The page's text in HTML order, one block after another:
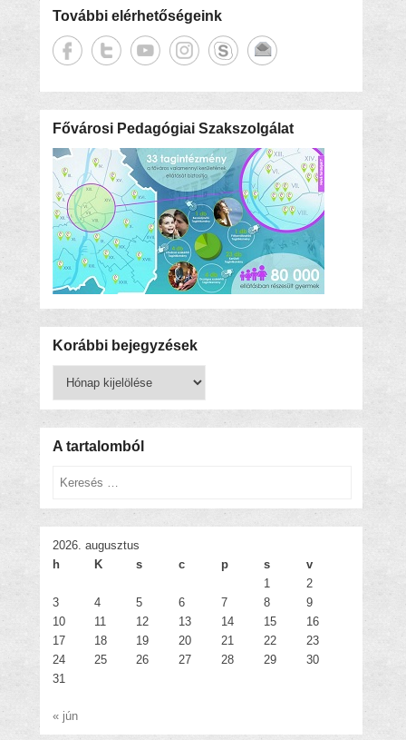
További elérhetőségeink
Fővárosi Pedagógiai Szakszolgálat
Korábbi bejegyzések
bejegyzések
A tartalomból
Keresés
2026. augusztus
h
K s c p s
v
1
2
3
4 5 6 7 8
9
10
11 12 13 14 15
16
17
18 19 20 21 22
23
24
25 26 27 28 29
30
31
« jún